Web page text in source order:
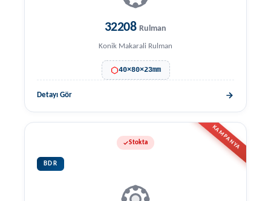
32208Rulman
Konik Makarali Rulman
40×80×23mm
Detayı Gör
KAMPANYA
Stokta
BDR